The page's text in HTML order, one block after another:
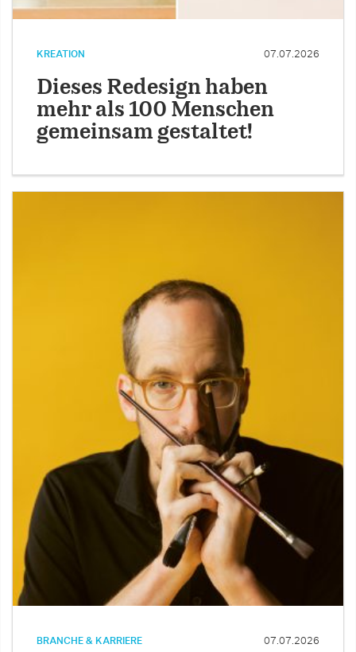
KREATION 07.07.2026
Dieses Redesign haben
mehr als 100 Menschen
gemeinsam gestaltet!
BRANCHE & KARRIERE 07.07.2026